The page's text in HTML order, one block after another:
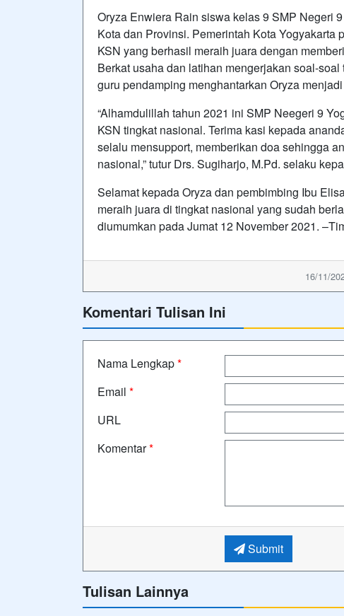
Oryza Enwiera Rain siswa kelas 9 SMP Negeri
Kota dan Provinsi. Pemerintah Kota
KSN yang berhasil meraih juara dengan
Berkat usaha dan latihan mengerjakan soal-
guru pendamping menghantarkan Oryza
“Alhamdulillah tahun 2021 ini SMP Neegeri 9
KSN tingkat nasional. Terima kasi kepada
selalu mensupport, memberikan doa sehingga
nasional,” tutur Drs. Sugiharjo, M.Pd. selaku
Selamat kepada Oryza dan pembimbing Ibu
meraih juara di tingkat nasional yang sudah
diumumkan pada Jumat 12 November 2021.
16/11/
Komentari Tulisan Ini
Nama Lengkap*
Email *
URL
Komentar*
Submit
Tulisan Lainnya